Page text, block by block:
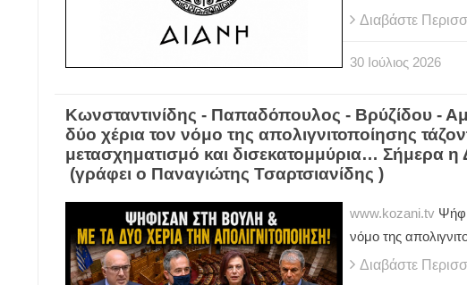
Διαβάστε
30 Ιούλιος 2026
Κωνσταντινίδης - Παπαδόπουλος - Βρύζίδου -
δύο χέρια τον νόμο της απολιγνιτοποίησης
μετασχηματισμό και δισεκατομμύρια… Σήμερα η
(γράφει ο Παναγιώτης Τσαρτσιανίδης )
www.kozani.tv
νόμο της
Διαβάστε